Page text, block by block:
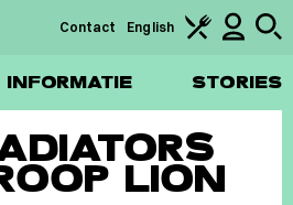
INFORMATIE STORIES
Contact English
LION